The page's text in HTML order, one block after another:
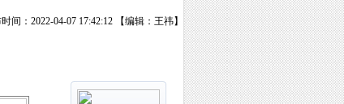
间：2022-04-07 17:42:12 【编辑：王祎】